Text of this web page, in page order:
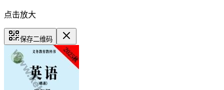
点击放大
保存二维码